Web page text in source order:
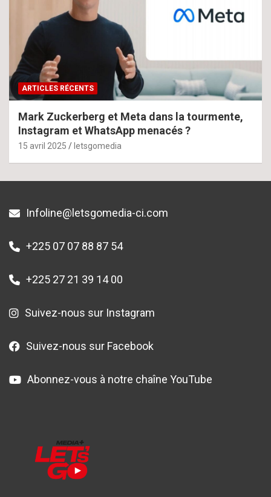
ARTICLES RÉCENTS
Mark Zuckerberg et Meta dans la tourmente,
Instagram et WhatsApp menacés ?
15 avril 2025 letsgomedia
Infoline@letsgomedia-ci.com
+225 07 07 88 87 54
+225 27 21 39 14 00
Suivez-nous sur Instagram
Suivez-nous sur Facebook
Abonnez-vous à notre chaîne YouTube